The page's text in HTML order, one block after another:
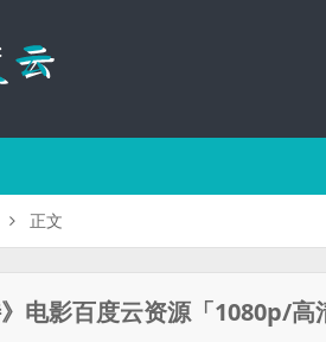
正文
》电影百度云资源「1080p/